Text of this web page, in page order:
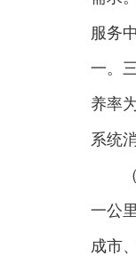
服务
一。
养率
系统
一公
成市